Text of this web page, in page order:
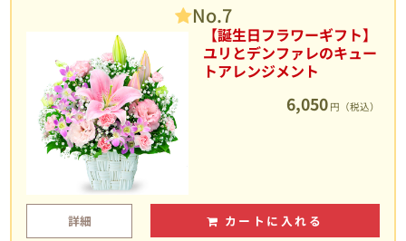
No.7
【誕生日フラワーギフト】
ユリとデンファレのキュー
トアレンジメント
6,050 円（税込）
詳細 カートに入れる